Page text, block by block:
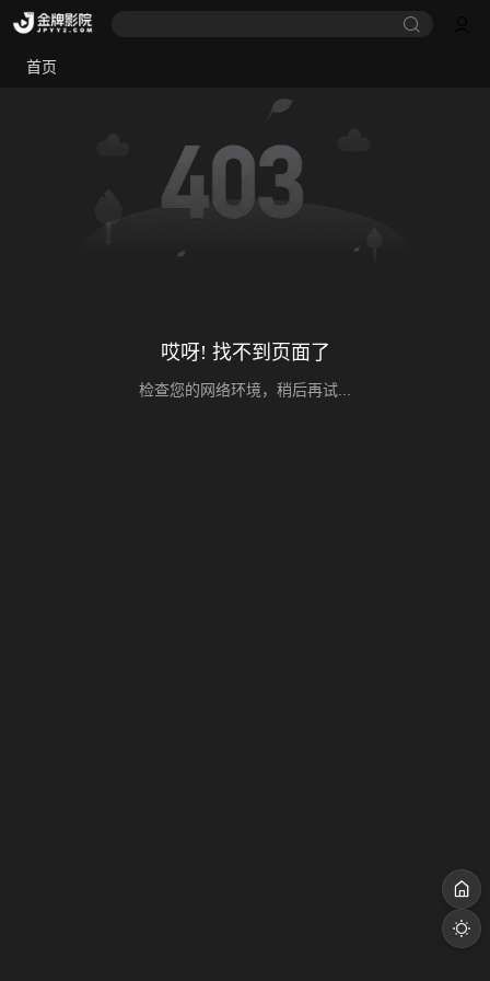
首页
哎呀! 找不到页面了
检查您的网络环境，稍后再试...